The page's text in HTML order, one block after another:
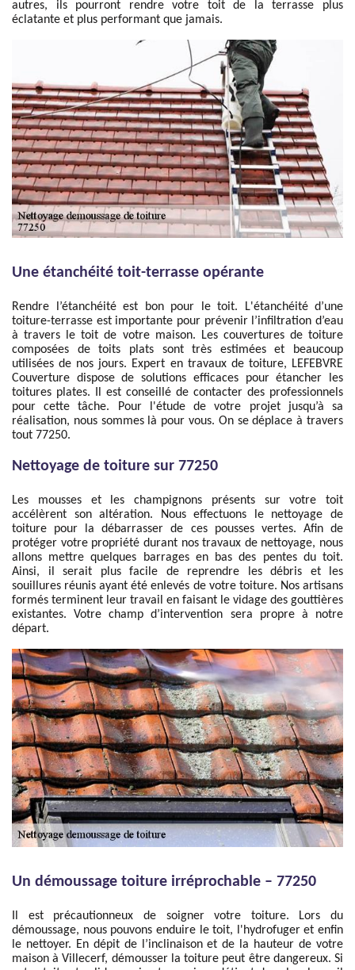
autres, ils pourront rendre votre toit de la terrasse plus
éclatante et plus performant que jamais.
Une étanchéité toit-terrasse opérante
Rendre l’étanchéité est bon pour le toit. L'étanchéité d’une
toiture-terrasse est importante pour prévenir l’infiltration d’eau
à travers le toit de votre maison. Les couvertures de toiture
composées de toits plats sont très estimées et beaucoup
utilisées de nos jours. Expert en travaux de toiture, LEFEBVRE
Couverture dispose de solutions efficaces pour étancher les
toitures plates. Il est conseillé de contacter des professionnels
pour cette tâche. Pour l'étude de votre projet jusqu’à sa
réalisation, nous sommes là pour vous. On se déplace à travers
tout 77250.
Nettoyage de toiture sur 77250
Les mousses et les champignons présents sur votre toit
accélèrent son altération. Nous effectuons le nettoyage de
toiture pour la débarrasser de ces pousses vertes. Afin de
protéger votre propriété durant nos travaux de nettoyage, nous
allons mettre quelques barrages en bas des pentes du toit.
Ainsi, il serait plus facile de reprendre les débris et les
souillures réunis ayant été enlevés de votre toiture. Nos artisans
formés terminent leur travail en faisant le vidage des gouttières
existantes. Votre champ d’intervention sera propre à notre
départ.
Un démoussage toiture irréprochable – 77250
Il est précautionneux de soigner votre toiture. Lors du
démoussage, nous pouvons enduire le toit, l'hydrofuger et enfin
le nettoyer. En dépit de l’inclinaison et de la hauteur de votre
maison à Villecerf, démousser la toiture peut être dangereux. Si